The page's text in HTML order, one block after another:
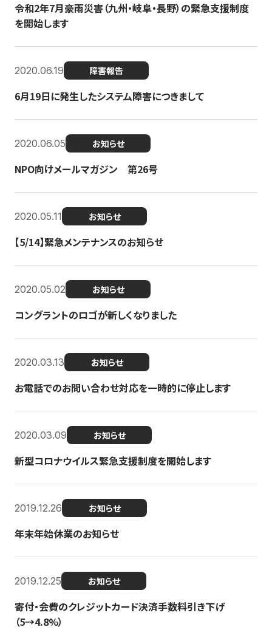
令和2年7月豪雨災害（九州・岐阜・長野）の緊急支援制度
を開始します
2020.06.19 障害報告
6月19日に発生したシステム障害につきまして
2020.06.05 お知らせ
NPO向けメールマガジン 第26号
2020.05.11 お知らせ
【5/14】緊急メンテナンスのお知らせ
2020.05.02 お知らせ
コングラントのロゴが新しくなりました
2020.03.13 お知らせ
お電話でのお問い合わせ対応を一時的に停止します
2020.03.09 お知らせ
新型コロナウイルス緊急支援制度を開始します
2019.12.26 お知らせ
年末年始休業のお知らせ
2019.12.25 お知らせ
寄付・会費のクレジットカード決済手数料引き下げ
（5→4.8%）